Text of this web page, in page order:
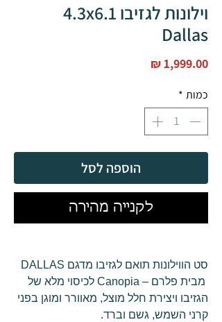
וילונות לגזיבו 4.3x6.1
Dallas
כמות *
הוספה לסל
לקנייה מהירה
סט הווילונות תואם לגזיבו מדגם DALLAS
מבית פלרם – Canopia לכיסוי מלא של
הגזיבו ויצירת חלל מוצל, מאוורר ומוגן בפני
קרני השמש, גשם וברד.